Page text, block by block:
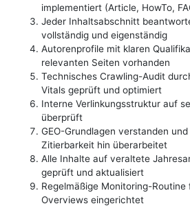
implementiert (Article, HowTo,
Jeder Inhaltsabschnitt
vollständig und eigenständig
Autorenprofile mit klaren
relevanten Seiten vorhanden
Technisches Crawling-Audit
Vitals geprüft und optimiert
Interne Verlinkungsstruktur auf
überprüft
GEO-Grundlagen verstanden
Zitierbarkeit hin überarbeitet
Alle Inhalte auf veraltete
geprüft und aktualisiert
Regelmäßige Monitoring-
Overviews eingerichtet